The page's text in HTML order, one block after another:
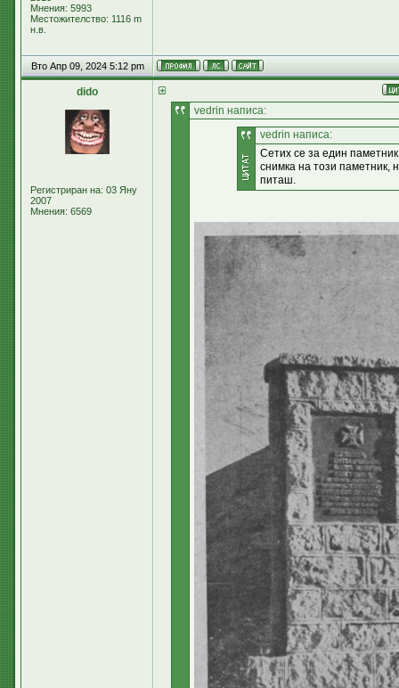
Мнения: 5993
Местожителство: 1116 m
н.в.
Вто Апр 09, 2024 5:12 pm
dido
Регистриран на: 03 Яну
2007
Мнения: 6569
vedrin написа:
vedrin написа:
Сетих се за един
снимка на този паметник,
питаш.